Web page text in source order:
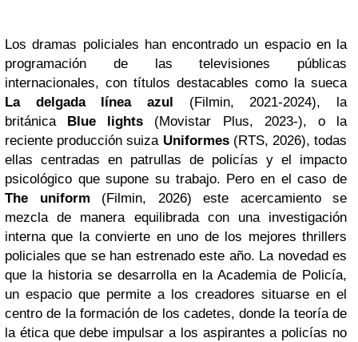
Los dramas policiales han encontrado un espacio en la
programación de las televisiones públicas
internacionales, con títulos destacables como la sueca
La delgada línea azul (Filmin, 2021-2024), la
británica Blue lights (Movistar Plus, 2023-), o la
reciente producción suiza Uniformes(RTS, 2026), todas
ellas centradas en patrullas de policías y el impacto
psicológico que supone su trabajo. Pero en el caso de
The uniform (Filmin, 2026) este acercamiento se
mezcla de manera equilibrada con una investigación
interna que la convierte en uno de los mejores thrillers
policiales que se han estrenado este año. La novedad es
que la historia se desarrolla en la Academia de Policía,
un espacio que permite a los creadores situarse en el
centro de la formación de los cadetes, donde la teoría de
la ética que debe impulsar a los aspirantes a policías no